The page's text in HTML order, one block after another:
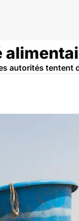
autorités tentent